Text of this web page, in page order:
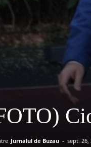
Jurnalul de Buzau - sept. 26,